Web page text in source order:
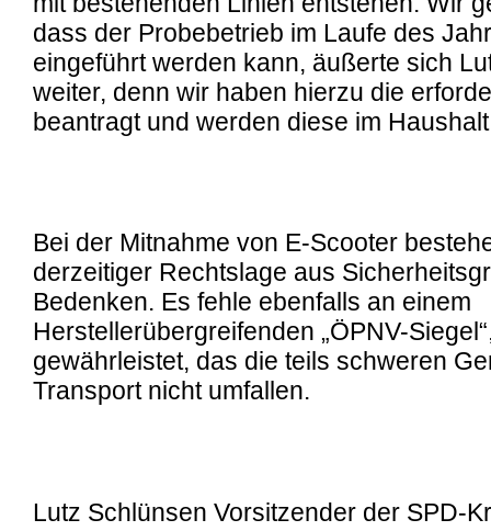
dass der Probebetrieb im Laufe des
eingeführt werden kann, äußerte sich
weiter, denn wir haben hierzu die
beantragt und werden diese im
Bei der Mitnahme von E-Scooter
derzeitiger Rechtslage aus
Bedenken. Es fehle ebenfalls an einem
Herstellerübergreifenden „ÖPNV-
gewährleistet, das die teils schweren
Transport nicht umfallen.
Lutz Schlünsen Vorsitzender der SPD-